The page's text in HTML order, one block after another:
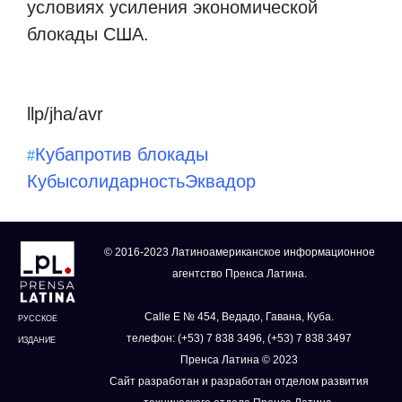
условиях усиления экономической
блокады США.
llp/jha/avr
#Кубапротив блокады
КубысолидарностьЭквадор
РУССКОЕ
ИЗДАНИЕ
© 2016-2023 Латиноамериканское информационное
агентство Пренса Латина.
Calle E № 454, Ведадо, Гавана, Куба.
телефон: (+53) 7 838 3496, (+53) 7 838 3497
Пренса Латина © 2023
Сайт разработан и разработан отделом развития